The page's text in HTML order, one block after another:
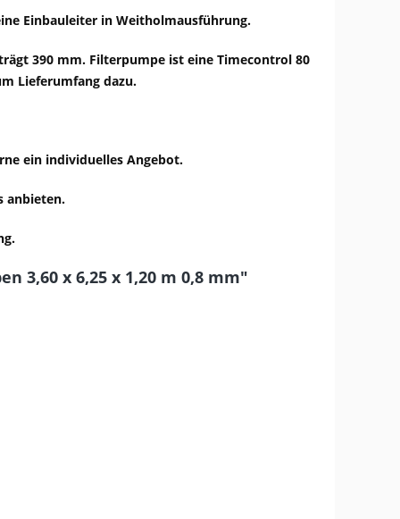
Einbauleiter in Weitholmausführung.
390 mm. Filterpumpe ist eine Timecontrol 80
Lieferumfang dazu.
ein individuelles Angebot.
anbieten.
3,60 x 6,25 x 1,20 m 0,8 mm"